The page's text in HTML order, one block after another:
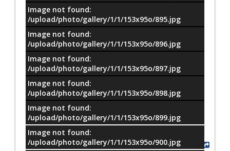
–/64
Image not found:
/upload/photo/gallery/1/1/153x95o/895.jpg
Image not found:
/upload/photo/gallery/1/1/153x95o/896.jpg
Image not found:
/upload/photo/gallery/1/1/153x95o/897.jpg
Image not found:
/upload/photo/gallery/1/1/153x95o/898.jpg
Image not found:
/upload/photo/gallery/1/1/153x95o/899.jpg
Image not found:
/upload/photo/gallery/1/1/153x95o/900.jpg